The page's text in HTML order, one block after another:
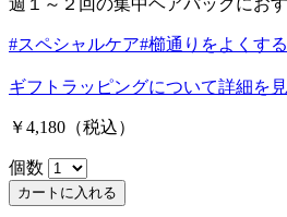
週１～２回の集中ヘアパックにお
#スペシャルケア#櫛通りをよくする
ギフトラッピングについて詳細を
￥4,180 （税込）
個数
カートに入れる